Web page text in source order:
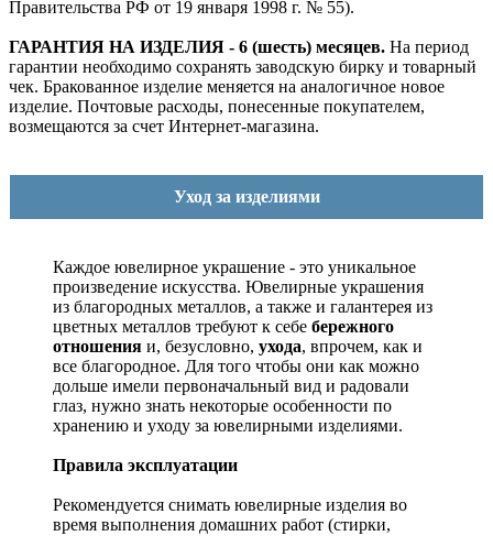
Правительства РФ от 19 января 1998 г. № 55).
ГАРАНТИЯ НА ИЗДЕЛИЯ - 6 (шесть) месяцев. На период
гарантии необходимо сохранять заводскую бирку и товарный
чек. Бракованное изделие меняется на аналогичное новое
изделие. Почтовые расходы, понесенные покупателем,
возмещаются за счет Интернет-магазина.
Уход за изделиями
Каждое ювелирное украшение - это уникальное
произведение искусства. Ювелирные украшения
из благородных металлов, а также и галантерея из
цветных металлов требуют к себе бережного
отношения и, безусловно, ухода, впрочем, как и
все благородное. Для того чтобы они как можно
дольше имели первоначальный вид и радовали
глаз, нужно знать некоторые особенности по
хранению и уходу за ювелирными изделиями.
Правила эксплуатации
Рекомендуется снимать ювелирные изделия во
время выполнения домашних работ (стирки,